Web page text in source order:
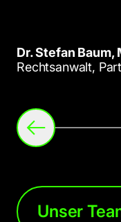
Dr. Stefan Baum,
Rechtsanwalt,
37
Zurück
Unser